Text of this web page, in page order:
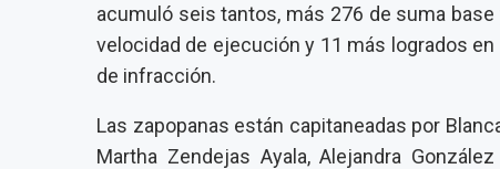
acumuló seis tantos, más 276 de suma
velocidad de ejecución y 11 más logrados
de infracción.
Las zapopanas están capitaneadas por
Martha Zendejas Ayala, Alejandra